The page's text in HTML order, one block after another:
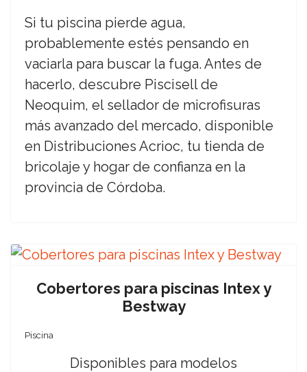
Si tu piscina pierde agua,
probablemente estés pensando en
vaciarla para buscar la fuga. Antes de
hacerlo, descubre Piscisell de
Neoquim, el sellador de microfisuras
más avanzado del mercado, disponible
en Distribuciones Acrioc, tu tienda de
bricolaje y hogar de confianza en la
provincia de Córdoba.
Cobertores para piscinas Intex y
Bestway
Piscina
Disponibles para modelos